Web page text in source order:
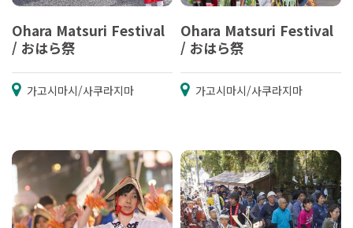
Ohara Matsuri Festival
/ おはら祭
가고시마시/사쿠라지마
Ohara Matsuri Festival
/ おはら祭
가고시마시/사쿠라지마